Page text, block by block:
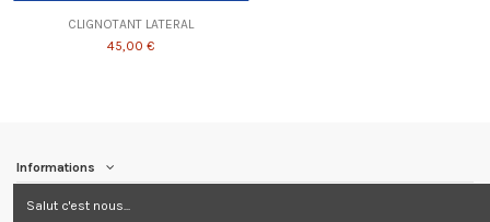
CLIGNOTANT LATERAL
45,00 €
Informations
Contact us
Salut c'est nous...